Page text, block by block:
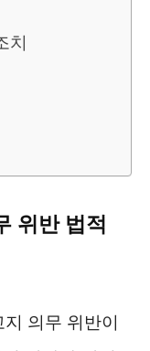
치
위반 법적
의무 위반이